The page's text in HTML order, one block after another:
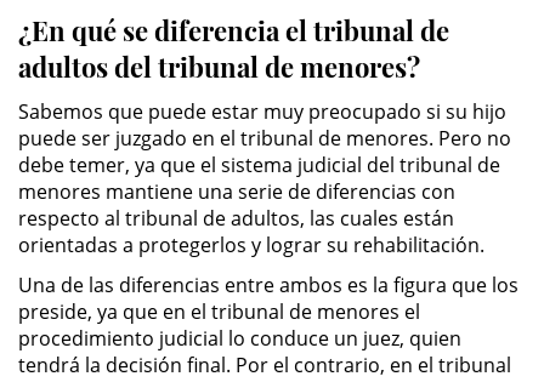
Delitos Violentos
Pandillas
Disuadir a un Testigo
Homicidio
Homicidio Involuntario
Homicidio Voluntario
¿En qué se diferencia el tribunal de
adultos del tribunal de menores?
Sabemos que puede estar muy preocupado si su hijo
puede ser juzgado en el tribunal de menores. Pero no
debe temer, ya que el sistema judicial del tribunal de
menores mantiene una serie de diferencias con
respecto al tribunal de adultos, las cuales están
orientadas a protegerlos y lograr su rehabilitación.
Una de las diferencias entre ambos es la figura que los
preside, ya que en el tribunal de menores el
procedimiento judicial lo conduce un juez, quien
tendrá la decisión final. Por el contrario, en el tribunal